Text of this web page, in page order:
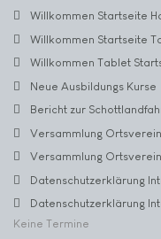
Willkommen Startseite
Willkommen Startseite
Willkommen Tablet
Neue Ausbildungs Kurse
Bericht zur
Versammlung
Versammlung
Datenschutzerklärung
Datenschutzerklärung
Keine Termine